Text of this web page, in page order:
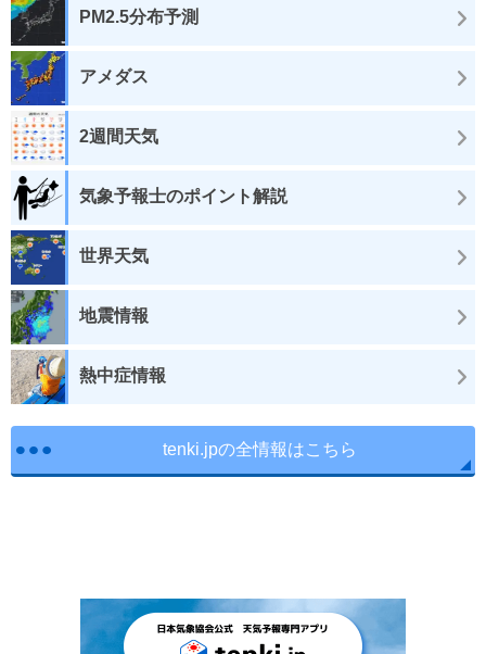
PM2.5分布予測
アメダス
2週間天気
気象予報士のポイント解説
世界天気
地震情報
熱中症情報
tenki.jpの全情報はこちら